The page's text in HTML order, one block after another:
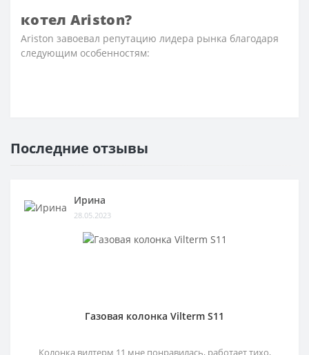
котел Ariston?
Ariston завоевал репутацию лидера рынка благодаря
следующим особенностям:
Последние отзывы
Ирина
28.05.2023
Газовая колонка Vilterm S11
Колонка вилтерм 11 мне понравилась, работает тихо,